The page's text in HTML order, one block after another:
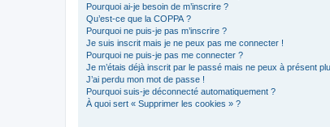
Pourquoi ai-je besoin de m’inscrire ?
Qu’est-ce que la COPPA ?
Pourquoi ne puis-je pas m’inscrire ?
Je suis inscrit mais je ne peux pas me connecter !
Pourquoi ne puis-je pas me connecter ?
Je m’étais déjà inscrit par le passé mais ne peux à présent
J’ai perdu mon mot de passe !
Pourquoi suis-je déconnecté automatiquement ?
À quoi sert « Supprimer les cookies » ?